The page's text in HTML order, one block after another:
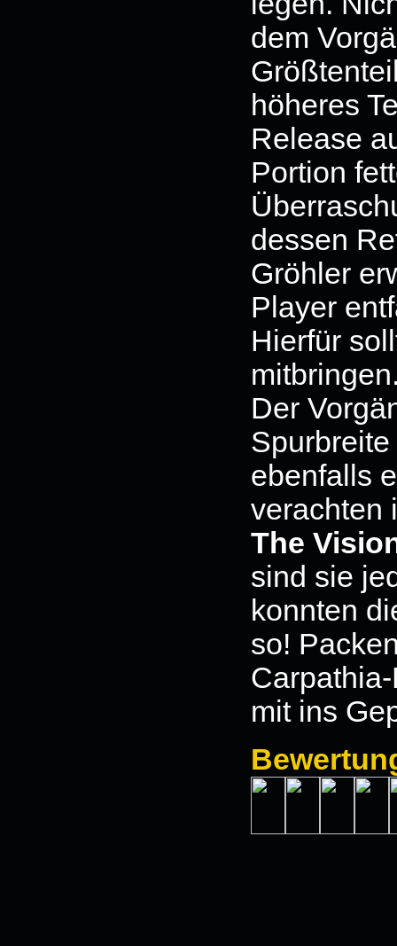
dem
höheres
Release
Portion
dessen
Gröhler
Player
Hierfür
Der
ebenfalls
verachten
The
sind sie
konnten
so!
mit ins